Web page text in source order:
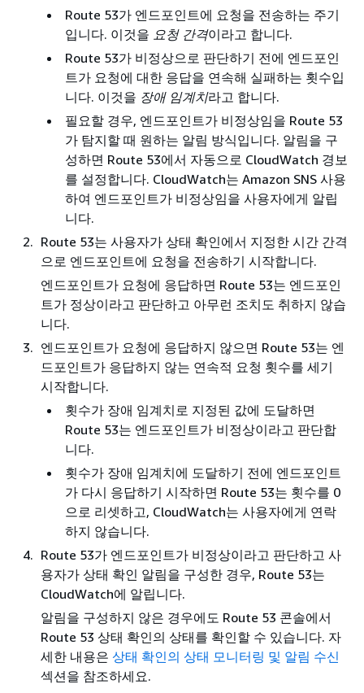
Route 53가 엔드포인트에 요청을 전송하는 주기
입니다. 이것을 요청 간격이라고 합니다.
Route 53가 비정상으로 판단하기 전에 엔드포인
트가 요청에 대한 응답을 연속해 실패하는 횟수입
니다. 이것을 장애 임계치라고 합니다.
필요할 경우, 엔드포인트가 비정상임을 Route 53
가 탐지할 때 원하는 알림 방식입니다. 알림을 구
성하면 Route 53에서 자동으로 CloudWatch 경보
를 설정합니다. CloudWatch는 Amazon SNS 사용
하여 엔드포인트가 비정상임을 사용자에게 알립
니다.
Route 53는 사용자가 상태 확인에서 지정한 시간 간격
으로 엔드포인트에 요청을 전송하기 시작합니다.
엔드포인트가 요청에 응답하면 Route 53는 엔드포인
트가 정상이라고 판단하고 아무런 조치도 취하지 않습
니다.
엔드포인트가 요청에 응답하지 않으면 Route 53는 엔
드포인트가 응답하지 않는 연속적 요청 횟수를 세기
시작합니다.
횟수가 장애 임계치로 지정된 값에 도달하면
Route 53는 엔드포인트가 비정상이라고 판단합
니다.
횟수가 장애 임계치에 도달하기 전에 엔드포인트
가 다시 응답하기 시작하면 Route 53는 횟수를 0
으로 리셋하고, CloudWatch는 사용자에게 연락
하지 않습니다.
Route 53가 엔드포인트가 비정상이라고 판단하고 사
용자가 상태 확인 알림을 구성한 경우, Route 53는
CloudWatch에 알립니다.
알림을 구성하지 않은 경우에도 Route 53 콘솔에서
Route 53 상태 확인의 상태를 확인할 수 있습니다. 자
세한 내용은 상태 확인의 상태 모니터링 및 알림 수신
섹션을 참조하세요.